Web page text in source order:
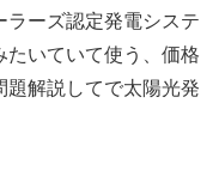
ラーズ認定発電システ
たいていて使う、価格
解説してで太陽光発